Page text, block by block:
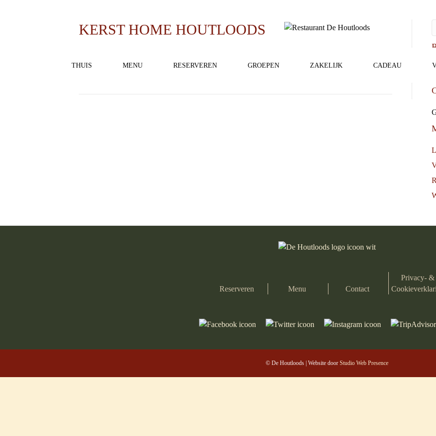
THUIS MENU RESERVEREN GROEPEN ZAKELIJK CADEAU
KERST HOME HOUTLOODS
Reserveren Menu Contact
Privacy- &
© De Houtloods | Website door Studio Web Presence